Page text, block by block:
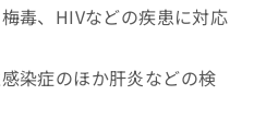
毒、HIVなどの疾患に対応
染症のほか肝炎などの検